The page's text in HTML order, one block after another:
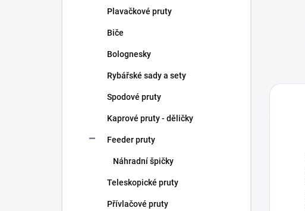
Plavačkové pruty
Biče
Bolognesky
Rybářské sady a sety
Spodové pruty
Kaprové pruty - děličky
Feeder pruty
Náhradní špičky
Teleskopické pruty
Přívlačové pruty